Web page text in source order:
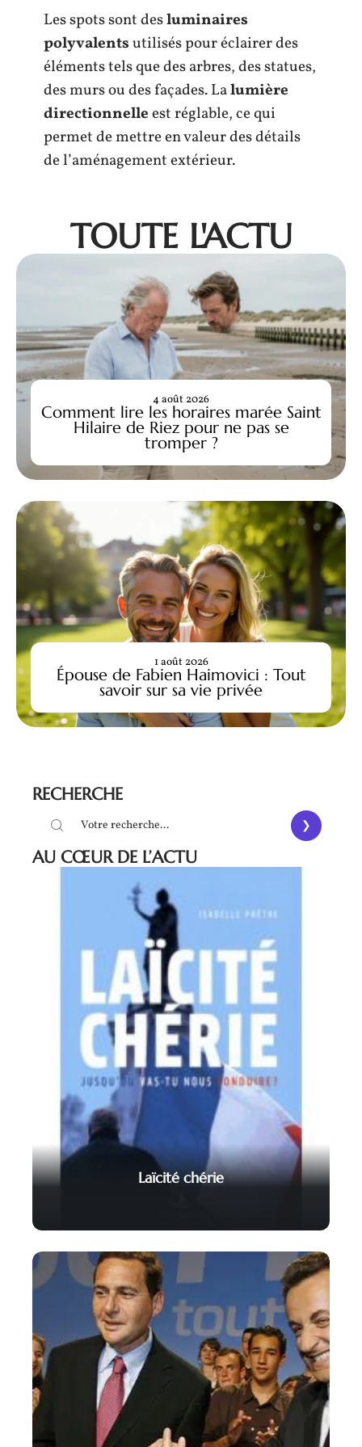
Les spots sont desluminaires
polyvalentsutilisés pour éclairer des
éléments tels que des arbres, des statues,
des murs ou des façades. Lalumière
directionnelleest réglable, ce qui
permet de mettre en valeur des détails
de l’aménagement extérieur.
TOUTE L'ACTU
Comment lire les horaires marée Saint
Hilaire de Riez pour ne pas se
tromper ?
4 août 2026
Épouse de Fabien Haimovici : Tout
savoir sur sa vie privée
1 août 2026
RECHERCHE
AU CŒUR DE L’ACTU
Laïcité chérie